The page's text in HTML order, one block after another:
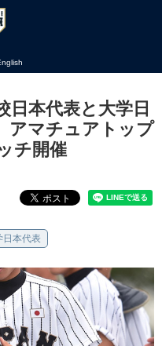
日本代表と大学日
マチュアトップ
チ開催
日本代表